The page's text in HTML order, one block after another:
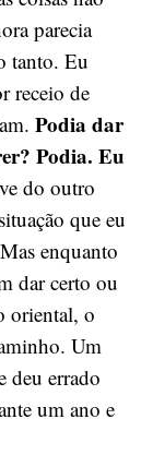
parecia
tanto. Eu
receio de
Podia dar
Podia. Eu
do outro
que eu
enquanto
dar certo ou
oriental, o
Um
deu errado
um ano e